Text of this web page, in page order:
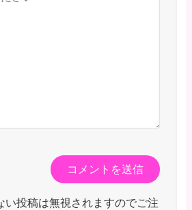
い投稿は無視されますのでご注